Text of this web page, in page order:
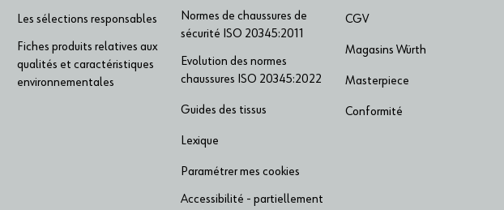
Les sélections responsables
Fiches produits relatives aux
qualités et caractéristiques
environnementales
Normes de chaussures de
sécurité ISO 20345:2011
Evolution des normes
chaussures ISO 20345:2022
Guides des tissus
Lexique
Paramétrer mes cookies
Accessibilité - partiellement
CGV
Magasins Würth
Masterpiece
Conformité